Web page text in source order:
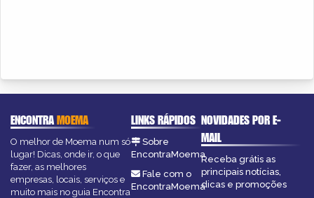
ENCONTRAMOEMA
O melhor de Moema num só
lugar! Dicas, onde ir, o que
fazer, as melhores
empresas, locais, serviços e
muito mais no guia Encontra
LINKS RÁPIDOS
Sobre
EncontraMoema
Fale com o
EncontraMoema
NOVIDADES POR E-
MAIL
Receba grátis as
principais notícias,
dicas e promoções